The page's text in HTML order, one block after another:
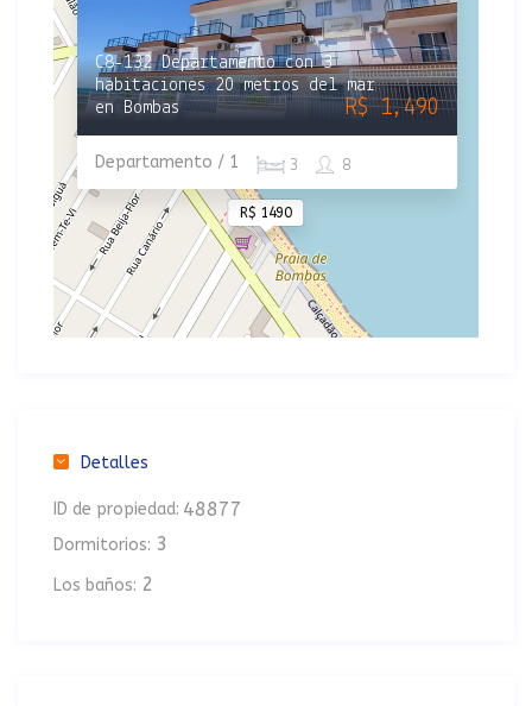
R$ 1490
C8-132 Departamento con 3
habitaciones 20 metros del mar
en Bombas
Departamento / 1 8
3
R$ 1,490
Detalles
ID de propiedad: 48877
Dormitorios: 3
Los baños: 2